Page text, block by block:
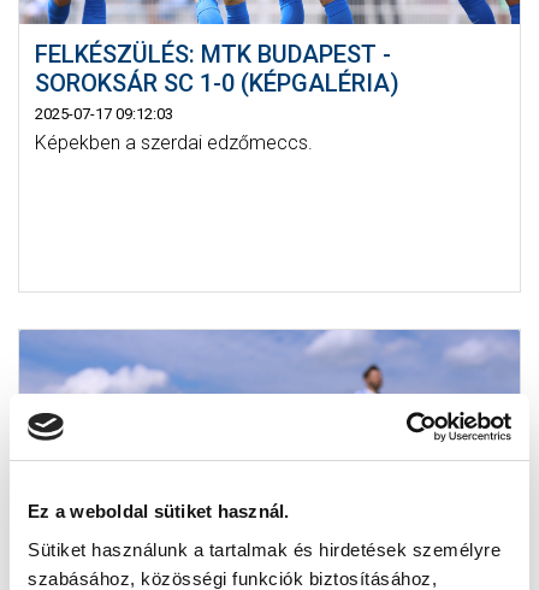
Ez a weboldal sütiket használ.
Sütiket használunk a tartalmak és hirdetések személyre
szabásához, közösségi funkciók biztosításához,
FELKÉSZÜLÉS: MTK BUDAPEST -
SOROKSÁR SC 1-0 (KÉPGALÉRIA)
2025-07-17 09:12:03
Képekben a szerdai edzőmeccs.